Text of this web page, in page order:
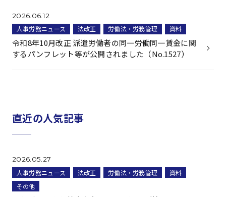
2026.06.12
人事労務ニュース 法改正 労働法・労務管理 資料
令和8年10月改正 派遣労働者の同一労働同一賃金に関
するパンフレット等が公開されました（No.1527）
直近の人気記事
2026.05.27
人事労務ニュース 法改正 労働法・労務管理
資料
その他